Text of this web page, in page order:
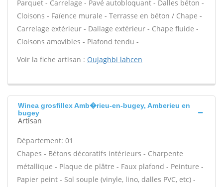
Parquet - Carrelage - Pavé autobloquant - Dalles béton -
Cloisons - Faïence murale - Terrasse en béton / Chape -
Carrelage extérieur - Dallage extérieur - Chape fluide -
Cloisons amovibles - Plafond tendu -
Voir la fiche artisan : Oujaghbi lahcen
Winea grosfillex Amb�rieu-en-bugey, Amberieu en
bugey
Artisan
Département: 01
Chapes - Bétons décoratifs intérieurs - Charpente
métallique - Plaque de plâtre - Faux plafond - Peinture -
Papier peint - Sol souple (vinyle, lino, dalles PVC, etc) -